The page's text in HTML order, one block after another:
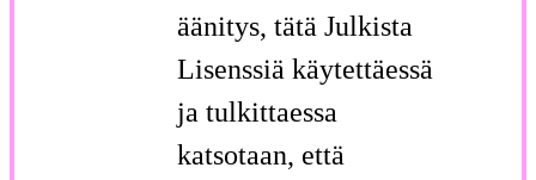
äänitys, tätä Julkista
Lisenssiä käytettäessä
ja tulkittaessa
katsotaan, että